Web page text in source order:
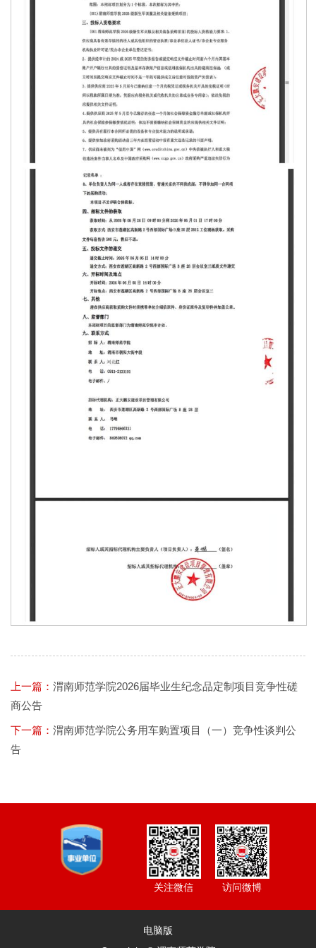
上一篇： 渭南师范学院2026届毕业生纪念品定制项目竞争性磋
商公告
下一篇： 渭南师范学院公务用车购置项目（一）竞争性谈判公
告
访问微博
关注微信
电脑版